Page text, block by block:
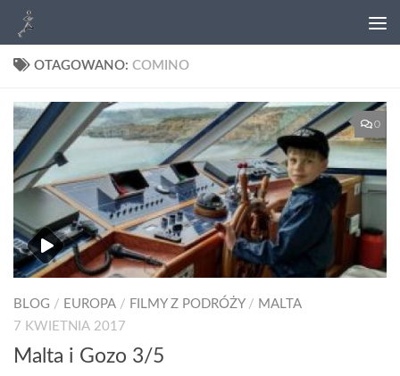
OTAGOWANO: COMINO
0
BLOG / EUROPA / FILMY Z PODRÓŻY/ MALTA
7 KWIETNIA 2017
Malta i Gozo 3/5